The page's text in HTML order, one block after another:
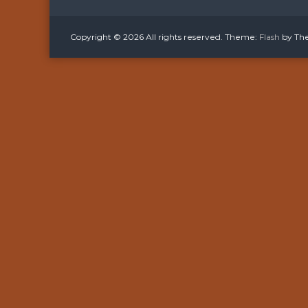
Copyright © 2026 All rights reserved. Theme: Flash by